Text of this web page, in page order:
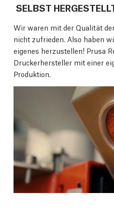
SELBST
Wir waren mit der Qualität
nicht zufrieden. Also haben
eigenes herzustellen! Prusa
Druckerhersteller mit einer
Produktion.